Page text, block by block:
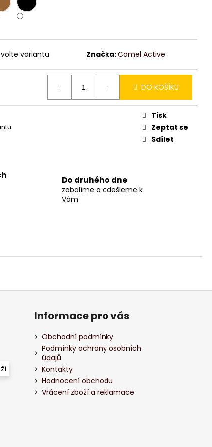
variantu Značka:Camel Active
DO KOŠÍKU
Tisk
Zeptat se
Sdílet
Do druhého dne
zabalíme a odešleme k
Vám
Informace pro vás
Obchodní podmínky
Podmínky ochrany osobních
údajů
Kontakty
Hodnocení obchodu
Vrácení zboží a reklamace